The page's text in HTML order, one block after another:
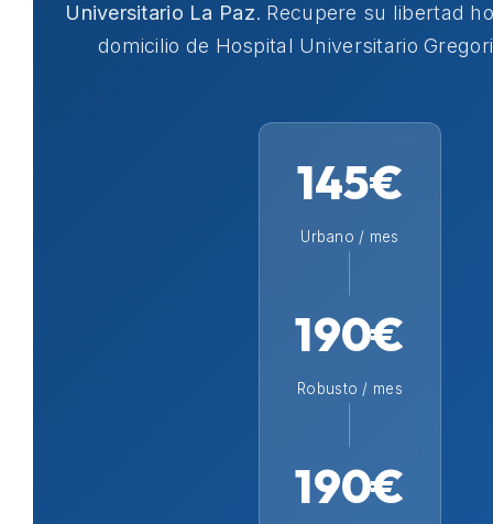
Universitario La Paz. Recupere su libertad
domicilio de Hospital Universitario
145€
Urbano / mes
190€
Robusto / mes
190€